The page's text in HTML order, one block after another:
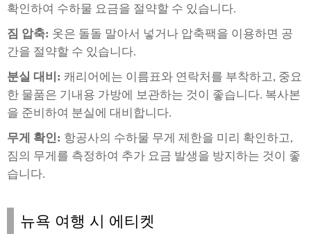
확인하여 수하물 요금을 절약할 수 있습니다.
짐 압축: 옷은 돌돌 말아서 넣거나 압축팩을 이용하면 공
간을 절약할 수 있습니다.
분실 대비: 캐리어에는 이름표와 연락처를 부착하고, 중요
한 물품은 기내용 가방에 보관하는 것이 좋습니다. 복사본
을 준비하여 분실에 대비합니다.
무게 확인: 항공사의 수하물 무게 제한을 미리 확인하고,
짐의 무게를 측정하여 추가 요금 발생을 방지하는 것이 좋
습니다.
뉴욕 여행 시 에티켓